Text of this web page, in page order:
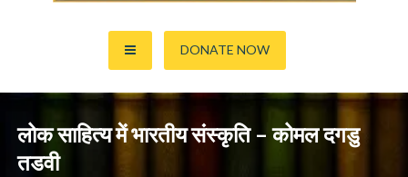
सहचर ई-पत्रिका… (ISSN:2395-
2873)
DONATE NOW
लोक साहित्य में भारतीय संस्कृति – कोमल दगडु
तडवी